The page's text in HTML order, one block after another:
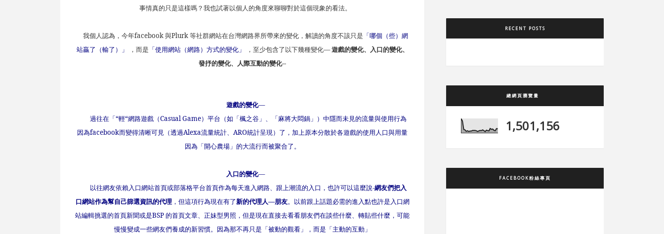
事情真的只是這樣嗎？我也試著以個人的角度來聊聊對於這個現象的看法。
我個人認為，今年facebook與Plurk等社群網站在台灣網路界所帶來的變化，解讀的角度不該只是 「哪個（些）網
站贏了（輸了）」
，而是 「使用網站（網路）方式的變化」 ，至少包含了以下幾種變化—遊戲的變化、入口的變化、
發抒的變化、人際互動的變化--
遊戲的變化—
過往在「“輕“網路遊戲（Casual Game）平台（如「楓之谷」、「麻將大悶鍋」）中隱而未見的流量與使用行為
因為facebook而變得清晰可見（透過Alexa流量統計、 ARO統計呈現）了，加上原本分散於各遊戲的使用人口與用量
因為「開心農場」的大流行而被聚合了。
入口的變化—
以往網友依賴入口網站首頁或部落格平台首頁作為每天進入網路、跟上潮流的入口，也許可以這麼說-網友們把入
口網站作為幫自己篩選資訊的代理，但這項行為現在有了新的代理人—朋友。以前跟上話題必需的進入點也許是入口網
站編輯挑選的首頁新聞或是BSP的首頁文章、正妹型男照，但是現在直接去看看朋友們在談些什麼、轉貼些什麼，可能
慢慢變成一些網友們養成的新習慣。因為那不再只是「被動的觀看」，而是「主動的互動」
RECENT POSTS
總網頁瀏覽量
1,501,156
FACEBOOK粉絲專頁